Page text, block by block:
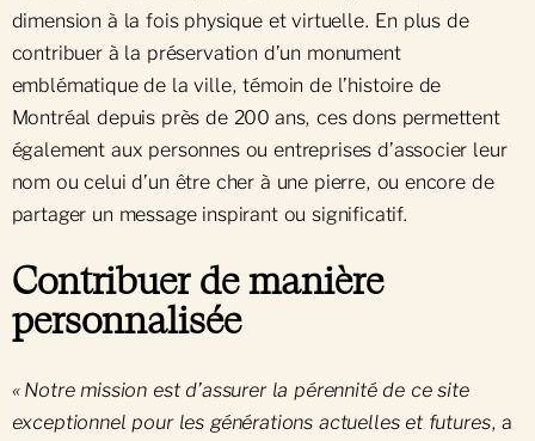
dimension à la fois physique et virtuelle. En plus de
contribuer à la préservation d’un monument
emblématique de la ville, témoin de l’histoire de
Montréal depuis près de 200 ans, ces dons permettent
également aux personnes ou entreprises d’associer leur
nom ou celui d’un être cher à une pierre, ou encore de
partager un message inspirant ou significatif.
Contribuer de manière
personnalisée
« Notre mission est d’assurer la pérennité de ce site
exceptionnel pour les générations actuelles et futures, a